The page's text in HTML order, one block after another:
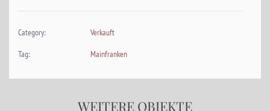
Category:
Verkauft
Tag:
Mainfranken
WEITERE OBJEKTE